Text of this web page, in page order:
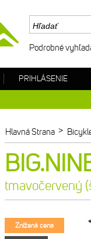
Hlavná Strana >
tmavočervený
Znížená cena
Podrobné
PRIHLÁSENIE